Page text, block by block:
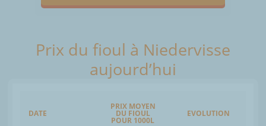
Prix du fioul à Niedervisse
aujourd’hui
DATE
PRIX MOYEN
DU FIOUL
POUR 1000L
EVOLUTION